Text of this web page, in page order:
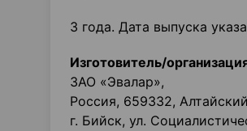
3 года. Дата выпуска
Изготовитель/
ЗАО «Эвалар»,
Россия, 659332,
г. Бийск, ул.